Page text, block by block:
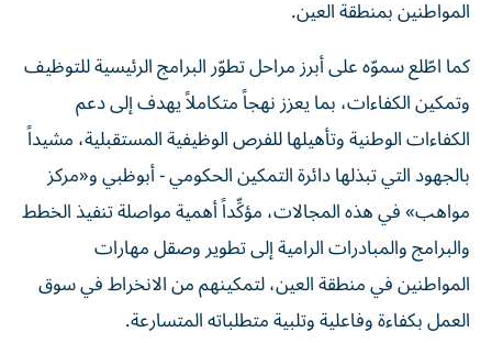
المواطنين بمنطقة العين.
كما اطّلع سموّه على أبرز مراحل تطوّر البرامج الرئيسية للتوظيف
وتمكين الكفاءات، بما يعزز نهجاً متكاملاً يهدف إلى دعم
الكفاءات الوطنية وتأهيلها للفرص الوظيفية المستقبلية، مشيداً
بالجهود التي تبذلها دائرة التمكين الحكومي - أبوظبي و«مركز
مواهب» في هذه المجالات، مؤكِّداً أهمية مواصلة تنفيذ الخطط
والبرامج والمبادرات الرامية إلى تطوير وصقل مهارات
المواطنين في منطقة العين، لتمكينهم من الانخراط في سوق
العمل بكفاءة وفاعلية وتلبية متطلباته المتسارعة.